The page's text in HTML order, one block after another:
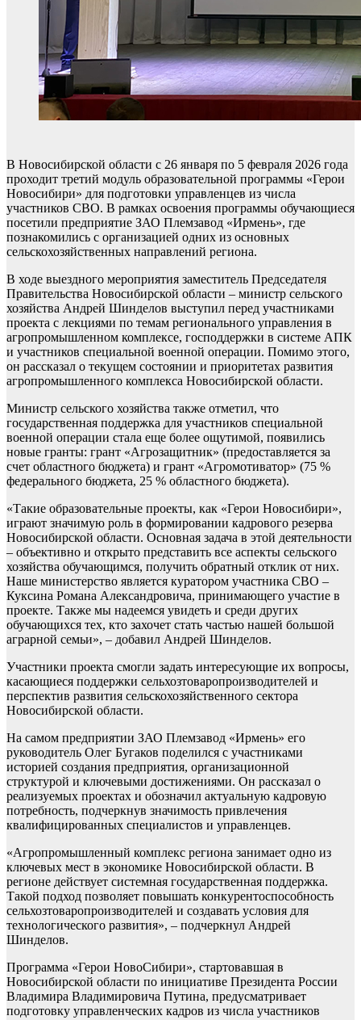
В Новосибирской области с 26 января по 5 февраля 2026 года
проходит третий модуль образовательной программы «Герои
Новосибири» для подготовки управленцев из числа
участников СВО. В рамках освоения программы обучающиеся
посетили предприятие ЗАО Племзавод «Ирмень», где
познакомились с организацией одних из основных
сельскохозяйственных направлений региона.
В ходе выездного мероприятия заместитель Председателя
Правительства Новосибирской области – министр сельского
хозяйства Андрей Шинделов выступил перед участниками
проекта с лекциями по темам регионального управления в
агропромышленном комплексе, господдержки в системе АПК
и участников специальной военной операции. Помимо этого,
он рассказал о текущем состоянии и приоритетах развития
агропромышленного комплекса Новосибирской области.
Министр сельского хозяйства также отметил, что
государственная поддержка для участников специальной
военной операции стала еще более ощутимой, появились
новые гранты: грант «Агрозащитник» (предоставляется за
счет областного бюджета) и грант «Агромотиватор» (75 %
федерального бюджета, 25 % областного бюджета).
«Такие образовательные проекты, как «Герои Новосибири»,
играют значимую роль в формировании кадрового резерва
Новосибирской области. Основная задача в этой деятельности
– объективно и открыто представить все аспекты сельского
хозяйства обучающимся, получить обратный отклик от них.
Наше министерство является куратором участника СВО –
Куксина Романа Александровича, принимающего участие в
проекте. Также мы надеемся увидеть и среди других
обучающихся тех, кто захочет стать частью нашей большой
аграрной семьи», – добавил Андрей Шинделов.
Участники проекта смогли задать интересующие их вопросы,
касающиеся поддержки сельхозтоваропроизводителей и
перспектив развития сельскохозяйственного сектора
Новосибирской области.
На самом предприятии ЗАО Племзавод «Ирмень» его
руководитель Олег Бугаков поделился с участниками
историей создания предприятия, организационной
структурой и ключевыми достижениями. Он рассказал о
реализуемых проектах и обозначил актуальную кадровую
потребность, подчеркнув значимость привлечения
квалифицированных специалистов и управленцев.
«Агропромышленный комплекс региона занимает одно из
ключевых мест в экономике Новосибирской области. В
регионе действует системная государственная поддержка.
Такой подход позволяет повышать конкурентоспособность
сельхозтоваропроизводителей и создавать условия для
технологического развития», – подчеркнул Андрей
Шинделов.
Программа «Герои НовоСибири», стартовавшая в
Новосибирской области по инициативе Президента России
Владимира Владимировича Путина, предусматривает
подготовку управленческих кадров из числа участников